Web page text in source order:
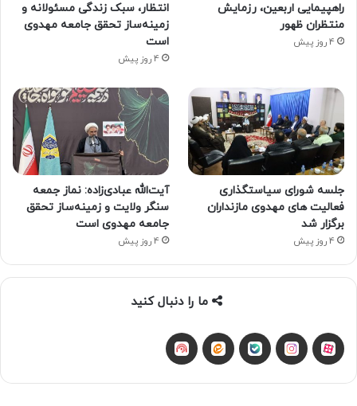
راهپیمایی اربعین، رزمایش
منتظران ظهور
4 روز پیش
انتظار، سبک زندگی مسئولانه و
زمینه‌ساز تحقق جامعه مهدوی
است
4 روز پیش
جلسه شورای سیاستگذاری
فعالیت های مهدوی مازنداران
برگزار شد
4 روز پیش
آیت‌الله عبادی‌زاده: نماز جمعه
سنگر ولایت و زمینه‌ساز تحقق
جامعه مهدوی است
4 روز پیش
ما را دنبال کنید
آپاراتاینستاگرام
بله ایتا شنوتو